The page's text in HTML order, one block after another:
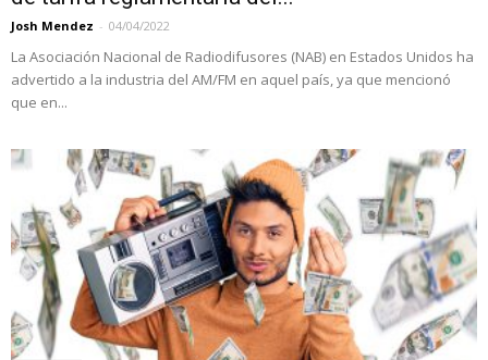
Josh Mendez - 04/04/2022
La Asociación Nacional de Radiodifusores (NAB) en Estados Unidos ha
advertido a la industria del AM/FM en aquel país, ya que mencionó
que en...